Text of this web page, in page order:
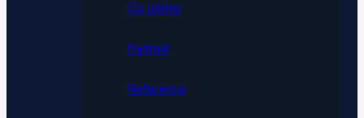
Co umíme
Partneři
Reference